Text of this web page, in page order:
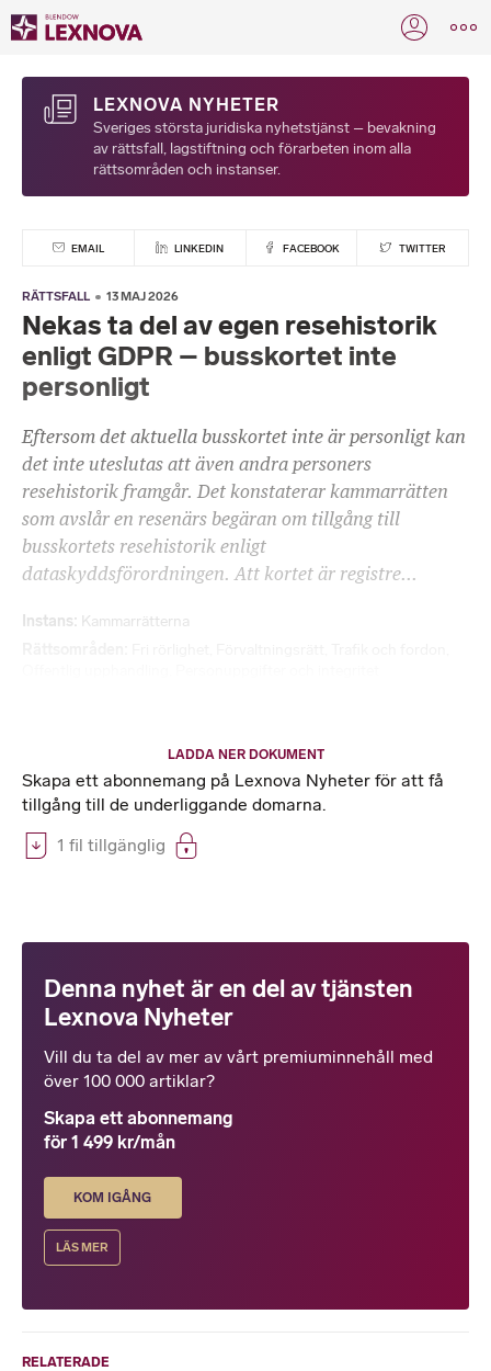
LEXNOVA NYHETER
Sveriges största juridiska nyhetstjänst – bevakning
av rättsfall, lagstiftning och förarbeten inom alla
rättsområden och instanser.
EMAIL LINKEDIN FACEBOOK TWITTER
RÄTTSFALL 13 MAJ 2026
Nekas ta del av egen resehistorik
enligt GDPR – busskortet inte
personligt
Eftersom det aktuella busskortet inte är personligt kan
det inte uteslutas att även andra personers
resehistorik framgår. Det konstaterar kammarrätten
som avslår en resenärs begäran om tillgång till
busskortets resehistorik enligt
dataskyddsförordningen. Att kortet är registre...
Instans Kammarrätterna
LADDA NER DOKUMENT
Skapa ett abonnemang på Lexnova Nyheter för att få
tillgång till de underliggande domarna.
1 fil tillgänglig
Denna nyhet är en del av tjänsten
Lexnova Nyheter
Vill du ta del av mer av vårt premiuminnehåll med
över 100 000 artiklar?
Skapa ett abonnemang
för 1 499 kr/mån
KOM IGÅNG
LÄS MER
RELATERADE